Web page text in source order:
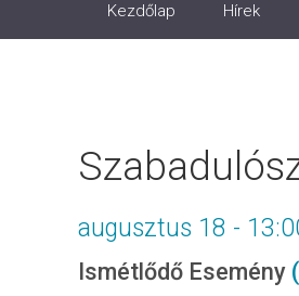
Kezdőlap Hírek
augusztus 18 -
Ismétlődő Esemény